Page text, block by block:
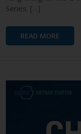
Series. […]
READ MORE